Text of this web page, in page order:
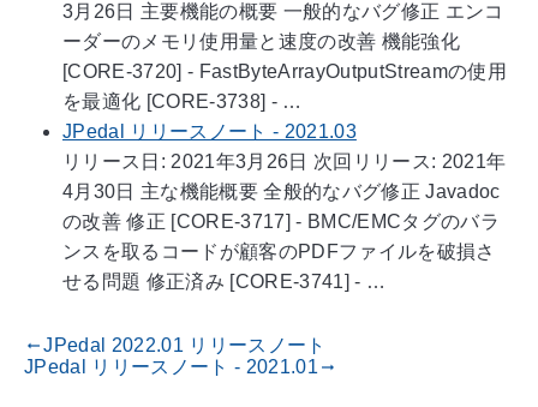
3月26日 主要機能の概要 一般的なバグ修正 エンコ
ーダーのメモリ使用量と速度の改善 機能強化
[CORE-3720] - FastByteArrayOutputStreamの使用
を最適化 [CORE-3738] - …
JPedal リリースノート - 2021.03
リリース日: 2021年3月26日 次回リリース: 2021年
4月30日 主な機能概要 全般的なバグ修正 Javadoc
の改善 修正 [CORE-3717] - BMC/EMCタグのバラ
ンスを取るコードが顧客のPDFファイルを破損さ
せる問題 修正済み [CORE-3741] - …
gdoc_arrow_left_altJPedal 2022.01 リリースノート
JPedal リリースノート - 2021.01gdoc_arrow_right_alt